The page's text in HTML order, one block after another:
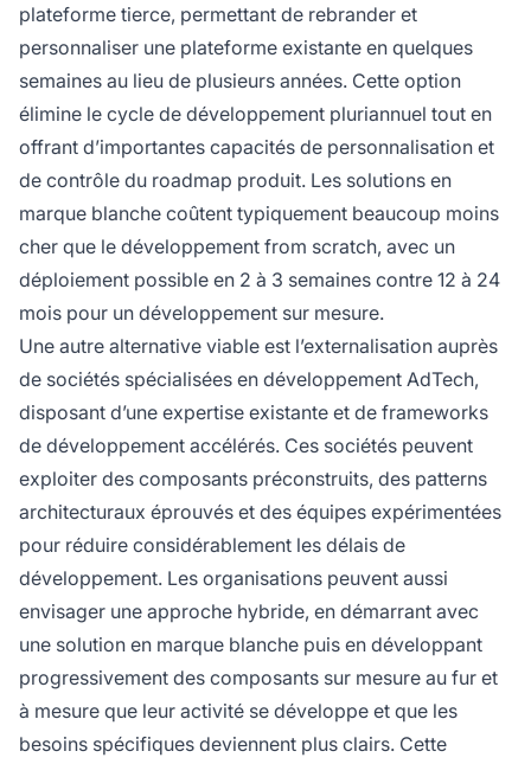
plateforme tierce, permettant de rebrander et
personnaliser une plateforme existante en quelques
semaines au lieu de plusieurs années. Cette option
élimine le cycle de développement pluriannuel tout en
offrant d’importantes capacités de personnalisation et
de contrôle du roadmap produit. Les solutions en
marque blanche coûtent typiquement beaucoup moins
cher que le développement from scratch, avec un
déploiement possible en 2 à 3 semaines contre 12 à 24
mois pour un développement sur mesure.
Une autre alternative viable est l’externalisation auprès
de sociétés spécialisées en développement AdTech,
disposant d’une expertise existante et de frameworks
de développement accélérés. Ces sociétés peuvent
exploiter des composants préconstruits, des patterns
architecturaux éprouvés et des équipes expérimentées
pour réduire considérablement les délais de
développement. Les organisations peuvent aussi
envisager une approche hybride, en démarrant avec
une solution en marque blanche puis en développant
progressivement des composants sur mesure au fur et
à mesure que leur activité se développe et que les
besoins spécifiques deviennent plus clairs. Cette